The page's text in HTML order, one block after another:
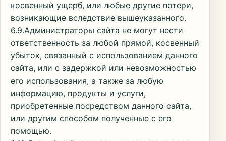
косвенный ущерб, или любые другие потери,
возникающие вследствие вышеуказанного.
6.9.Администраторы сайта не могут нести
ответственность за любой прямой, косвенный
убыток, связанный с использованием данного
сайта, или с задержкой или невозможностью
его использования, а также за любую
информацию, продукты и услуги,
приобретенные посредством данного сайта,
или другим способом полученные с его
помощью.